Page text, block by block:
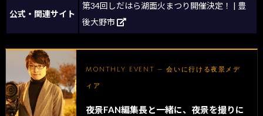
公式・関連サイト
第34回しだはら湖面火まつり開催決定！ | 豊
後大野市
MONTHLY EVENT — 会いに行ける夜景メデ
ィア
夜景FAN編集長と一緒に、夜景を撮りに